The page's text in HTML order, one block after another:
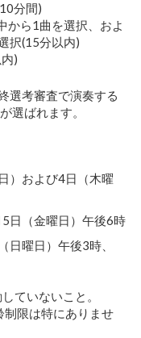
分間)
から1曲を選択、およ
択(15分以内)
)
選考審査で演奏する
選ばれます。
）および4日（木曜
日（金曜日）午後6時
曜日）午後3時、
ていないこと。
限は特にありませ